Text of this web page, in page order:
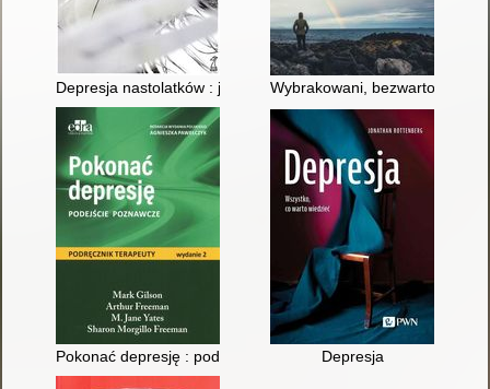
Depresja nastolatków : jak ją rozpoznać, zrozumieć i pokonać
Wybrakowani, bezwartościowi,
Pokonać depresję : podejście poznawcze : podręcznik
Depresja